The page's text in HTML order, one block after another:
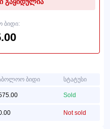
ბიდი:
ბიდი სტატუსი
Sold
Not sold